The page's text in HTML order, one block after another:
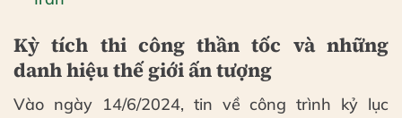
Kỳ tích thi công thần tốc và những
danh hiệu thế giới ấn tượng
Vào ngày 14/6/2024, tin về công trình kỷ lục